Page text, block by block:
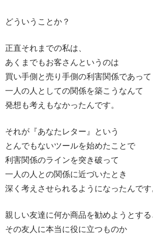
どういうことか？
正直それまでの私は、
あくまでもお客さんというのは
買い手側と売り手側の利害関係であって
一人の人としての関係を築こうなんて
発想も考えもなかったんです。
それが『あなたレター』という
とんでもないツールを始めたことで
利害関係のラインを突き破って
一人の人との関係に近づいたとき
深く考えさせられるようになったんです
親しい友達に何か商品を勧めようとする
その友人に本当に役に立つものか